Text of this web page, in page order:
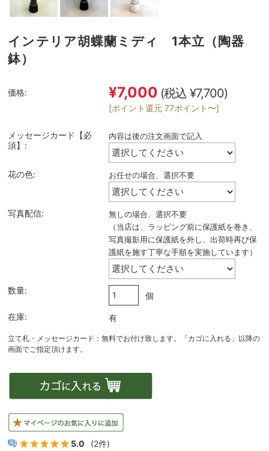
インテリア胡蝶蘭ミディ 1本立（陶器
鉢）
価格: ¥7,000 (税込 ¥7,700)
[ポイント還元 77ポイント〜]
メッセージカード【必
須】:
内容は後の注文画面で記入
花の色: お任せの場合、選択不要
写真配信:
無しの場合、選択不要
（当店は、ラッピング前に保護紙を巻き、
写真撮影用に保護紙を外し、出荷時再び保
護紙を施す丁寧な手順を実施しています）
数量: 個
在庫: 有
5.0 (2件)